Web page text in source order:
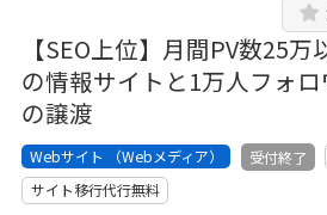
【SEO上位】月間PV数25
の情報サイトと1万人フォ
の譲渡
Webサイト （Webメディア） 受付終了
サイト移行代行無料